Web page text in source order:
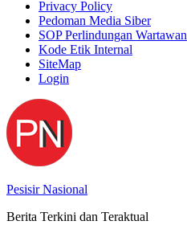
Privacy Policy
Pedoman Media Siber
SOP Perlindungan Wartawan
Kode Etik Internal
SiteMap
Login
Pesisir Nasional
Berita Terkini dan Teraktual